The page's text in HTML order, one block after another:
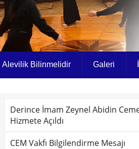
Alevilik Bilinmelidir Galeri
Derince İmam Zeynel Abidin
Hizmete Açıldı
CEM Vakfı Bilgilendirme Mesajı